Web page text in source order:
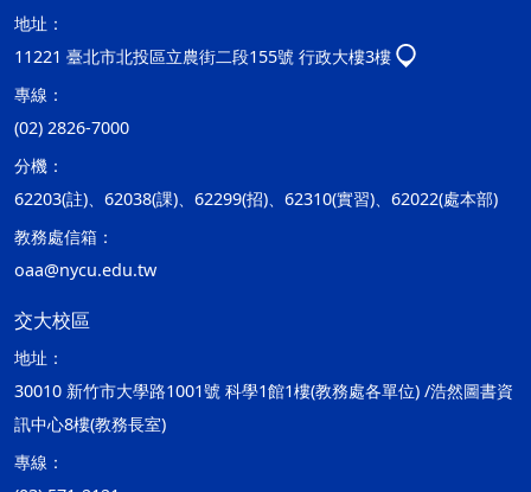
地址：
11221 臺北市北投區立農街二段155號 行政大樓3樓
專線：
(02) 2826-7000
分機：
62203(註)、62038(課)、62299(招)、62310(實習)、62022(處本部)
教務處信箱：
oaa@nycu.edu.tw
交大校區
地址：
30010 新竹市大學路1001號 科學1館1樓(教務處各單位) /浩然圖書資
訊中心8樓(教務長室)
專線：